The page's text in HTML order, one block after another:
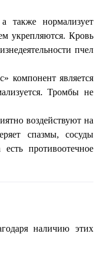
также нормализует
укрепляются. Кровь
пчел
компонент является
Тромбы не
воздействуют на
спазмы, сосуды
противоотечное
наличию этих